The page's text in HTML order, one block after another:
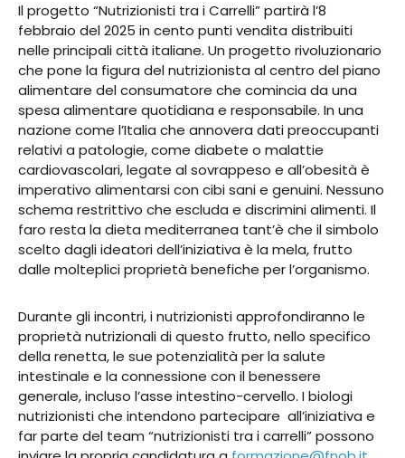
Il progetto “Nutrizionisti tra i Carrelli” partirà l’8
febbraio del 2025 in cento punti vendita distribuiti
nelle principali città italiane. Un progetto rivoluzionario
che pone la figura del nutrizionista al centro del piano
alimentare del consumatore che comincia da una
spesa alimentare quotidiana e responsabile. In una
nazione come l’Italia che annovera dati preoccupanti
relativi a patologie, come diabete o malattie
cardiovascolari, legate al sovrappeso e all’obesità è
imperativo alimentarsi con cibi sani e genuini. Nessuno
schema restrittivo che escluda e discrimini alimenti. Il
faro resta la dieta mediterranea tant’è che il simbolo
scelto dagli ideatori dell’iniziativa è la mela, frutto
dalle molteplici proprietà benefiche per l’organismo.
Durante gli incontri, i nutrizionisti approfondiranno le
proprietà nutrizionali di questo frutto, nello specifico
della renetta, le sue potenzialità per la salute
intestinale e la connessione con il benessere
generale, incluso l’asse intestino-cervello. I biologi
nutrizionisti che intendono partecipare all’iniziativa e
far parte del team “nutrizionisti tra i carrelli” possono